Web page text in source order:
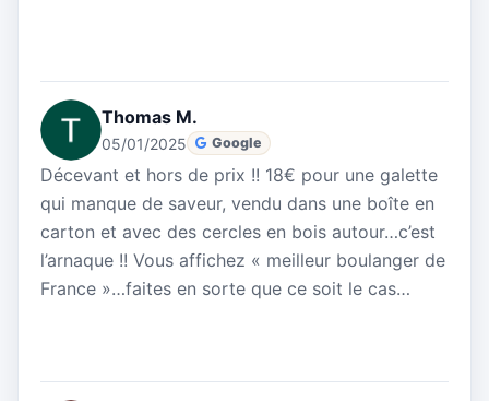
Thomas M.
05/01/2025 Google
Décevant et hors de prix !! 18€ pour une galette
qui manque de saveur, vendu dans une boîte en
carton et avec des cercles en bois autour…c’est
l’arnaque !! Vous affichez « meilleur boulanger de
France »…faites en sorte que ce soit le cas…